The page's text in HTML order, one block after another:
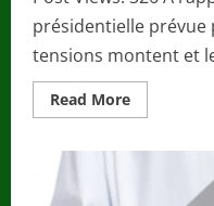
présidentielle prévue
tensions montent et
Read MoreRead
more